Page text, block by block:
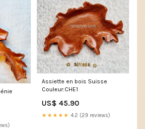
Assiette en bois Suisse
Couleur:CHE1
US$ 45.90
★★★★★ 4.2 (29 reviews)